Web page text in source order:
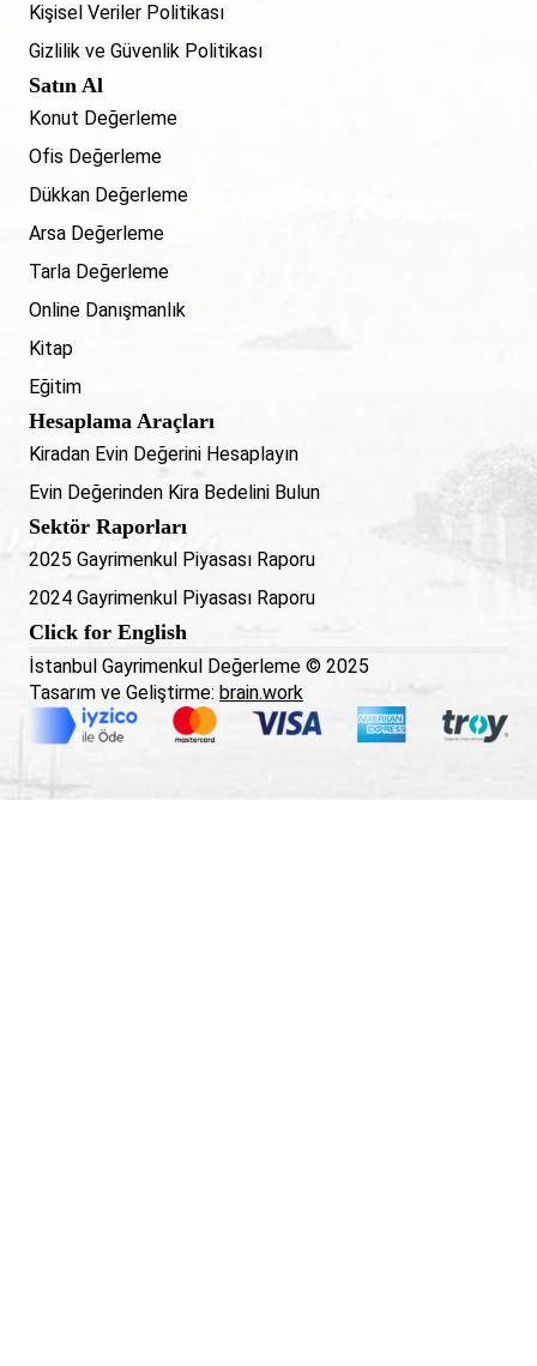
Kişisel Veriler Politikası
Gizlilik ve Güvenlik Politikası
Satın Al
Konut Değerleme
Ofis Değerleme
Dükkan Değerleme
Arsa Değerleme
Tarla Değerleme
Online Danışmanlık
Kitap
Eğitim
Hesaplama Araçları
Kiradan Evin Değerini Hesaplayın
Evin Değerinden Kira Bedelini Bulun
Sektör Raporları
2025 Gayrimenkul Piyasası Raporu
2024 Gayrimenkul Piyasası Raporu
Click for English
İstanbul Gayrimenkul Değerleme © 2025
Tasarım ve Geliştirme: brain.work